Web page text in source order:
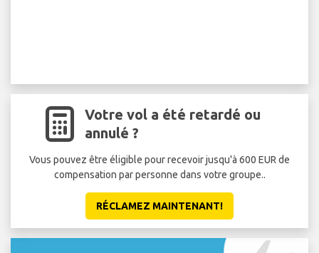
Votre vol a été retardé ou
annulé ?
Vous pouvez être éligible pour recevoir jusqu'à 600 EUR de
compensation par personne dans votre groupe..
RÉCLAMEZ MAINTENANT!